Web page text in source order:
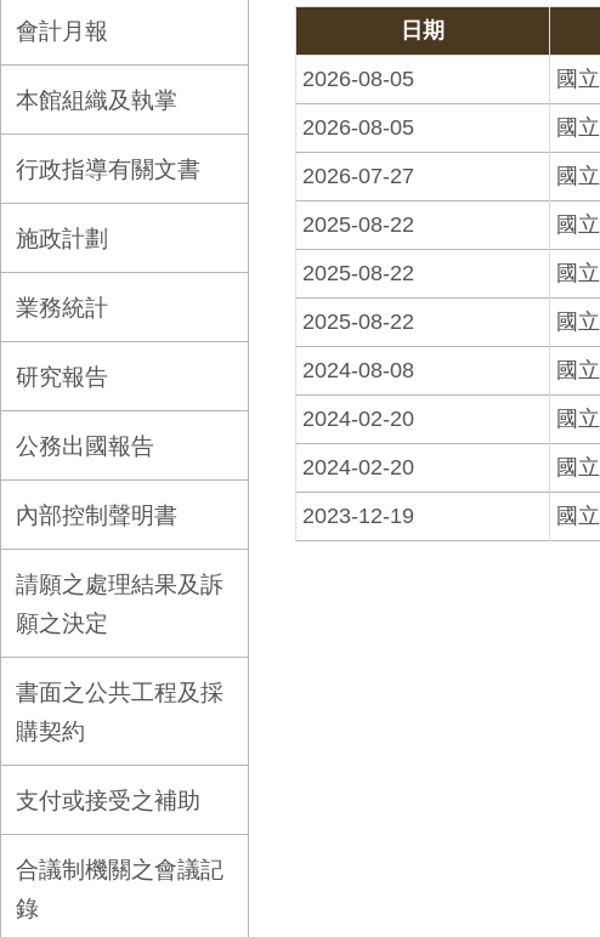
會計月報
本館組織及執掌
行政指導有關文書
施政計劃
業務統計
研究報告
公務出國報告
內部控制聲明書
請願之處理結果及訴
願之決定
書面之公共工程及採
購契約
支付或接受之補助
合議制機關之會議記
錄
日期
2026-08-05
國
2026-08-05
國
2026-07-27
國
2025-08-22
國
2025-08-22
國
2025-08-22
國
2024-08-08
國
2024-02-20
國
2024-02-20
國
2023-12-19
國